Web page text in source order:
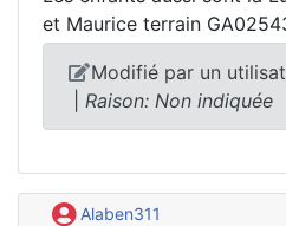
et Maurice terrain
Modifié par un
Raison: Non indiquée
Alaben311